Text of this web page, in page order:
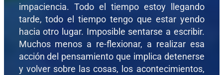
impaciencia. Todo el tiempo estoy llegando
tarde, todo el tiempo tengo que estar yendo
hacia otro lugar. Imposible sentarse a escribir.
Muchos menos a re-flexionar, a realizar esa
acción del pensamiento que implica detenerse
y volver sobre las cosas, los acontecimientos,